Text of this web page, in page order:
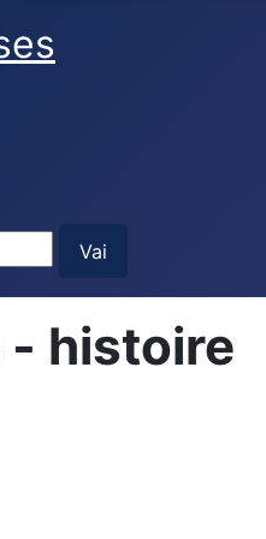
Vai
- histoire